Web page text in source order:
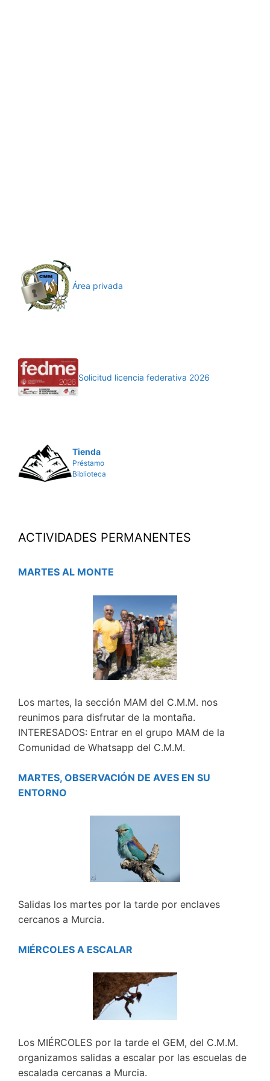
Área privada
Solicitud licencia federativa 2026
Tienda
Préstamo
Biblioteca
ACTIVIDADES PERMANENTES
MARTES AL MONTE
Los martes, la sección MAM del C.M.M. nos
reunimos para disfrutar de la montaña.
INTERESADOS: Entrar en el grupo MAM de la
Comunidad de Whatsapp del C.M.M.
MARTES, OBSERVACIÓN DE AVES EN SU
ENTORNO
Salidas los martes por la tarde por enclaves
cercanos a Murcia.
MIÉRCOLES A ESCALAR
Los MIÉRCOLES por la tarde el GEM, del C.M.M.
organizamos salidas a escalar por las escuelas de
escalada cercanas a Murcia.